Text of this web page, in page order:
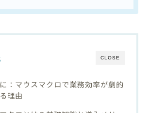
CLOSE
：マウスマクロで業務効率が劇的
理由